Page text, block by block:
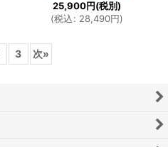
25,900円(税別)
(税込: 28,490円)
3 次»